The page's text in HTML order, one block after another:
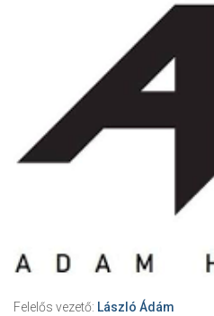
Felelős vezető: László Ádám